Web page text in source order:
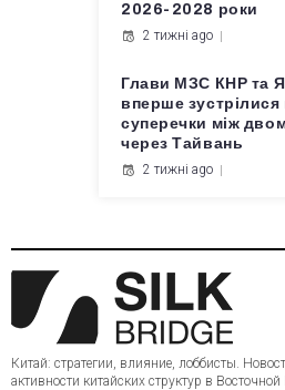
2026-2028 роки
2 тижні ago
Глави МЗС КНР та
вперше зустрілися
суперечки між
через Тайвань
2 тижні ago
Китай: стратегии, влияние, лоббисты.
активности китайских структур в